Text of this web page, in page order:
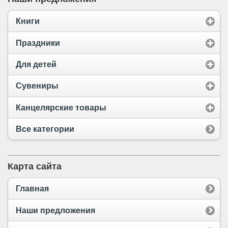
Книги
Праздники
Для детей
Сувениры
Канцелярские товары
Все категории
Карта сайта
Главная
Наши предложения